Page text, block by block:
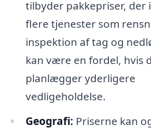
tilbyder pakkepriser, der
flere tjenester som
inspektion af tag og
kan være en fordel, hvis
planlægger yderligere
vedligeholdelse.
Geografi: Priserne kan